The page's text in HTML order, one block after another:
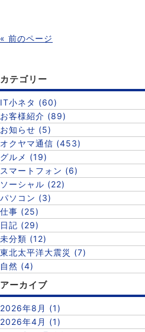
« 前のページ
カテゴリー
IT小ネタ (60)
お客様紹介 (89)
お知らせ (5)
オクヤマ通信 (453)
グルメ (19)
スマートフォン (6)
ソーシャル (22)
パソコン (3)
仕事 (25)
日記 (29)
未分類 (12)
東北太平洋大震災 (7)
自然 (4)
アーカイブ
2026年8月 (1)
2026年4月 (1)